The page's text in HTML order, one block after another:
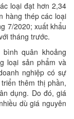
loại đạt hơn 2,34
hàng thép các loại
7/2020; xuất khẩu
tháng trước.
quân khoảng
loại sản phẩm và
nghiệp có sự
thêm thị phần,
dụng. Do đó, giá
dù giá nguyên